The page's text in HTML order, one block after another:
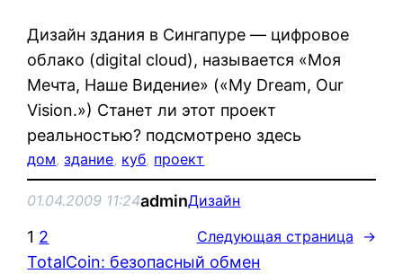
Дизайн здания в Сингапуре — цифровое
облако (digital cloud), называется «Моя
Мечта, Наше Видение» («My Dream, Our
Vision.») Станет ли этот проект
реальностью? подсмотрено здесь
дом, здание, куб, проект
01.04.2009 11:24adminДизайн
1 2 Следующая страница →
TotalCoin: безопасный обмен